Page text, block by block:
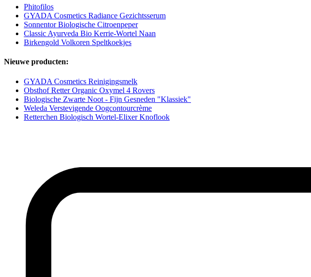
Phitofilos
GYADA Cosmetics Radiance Gezichtsserum
Sonnentor Biologische Citroenpeper
Classic Ayurveda Bio Kerrie-Wortel Naan
Birkengold Volkoren Speltkoekjes
Nieuwe producten:
GYADA Cosmetics Reinigingsmelk
Obsthof Retter Organic Oxymel 4 Rovers
Biologische Zwarte Noot - Fijn Gesneden "Klassiek"
Weleda Verstevigende Oogcontourcrème
Retterchen Biologisch Wortel-Elixer Knoflook